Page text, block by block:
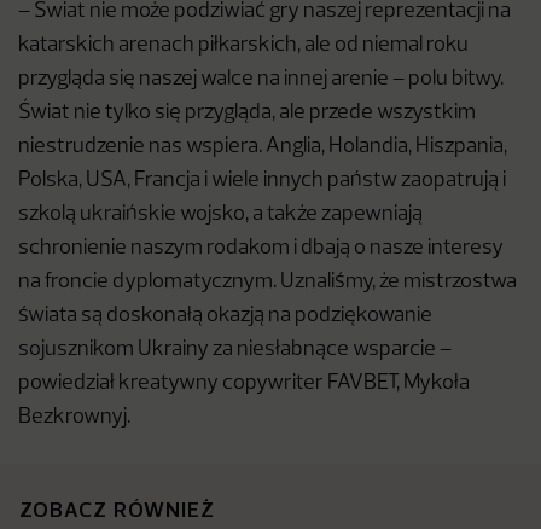
– Świat nie może podziwiać gry naszej reprezentacji na
katarskich arenach piłkarskich, ale od niemal roku
przygląda się naszej walce na innej arenie – polu bitwy.
Świat nie tylko się przygląda, ale przede wszystkim
niestrudzenie nas wspiera. Anglia, Holandia, Hiszpania,
Polska, USA, Francja i wiele innych państw zaopatrują i
szkolą ukraińskie wojsko, a także zapewniają
schronienie naszym rodakom i dbają o nasze interesy
na froncie dyplomatycznym. Uznaliśmy, że mistrzostwa
świata są doskonałą okazją na podziękowanie
sojusznikom Ukrainy za niesłabnące wsparcie –
powiedział kreatywny copywriter FAVBET, Mykoła
Bezkrownyj.
ZOBACZ RÓWNIEŻ